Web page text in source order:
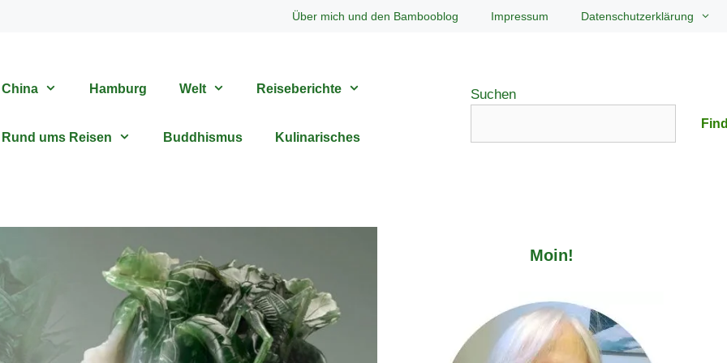
Über mich und den Bambooblog Impressum Datenschutzerklärung
China Hamburg Welt Reiseberichte
Rund ums Reisen Buddhismus Kulinarisches
Suchen
Moin!